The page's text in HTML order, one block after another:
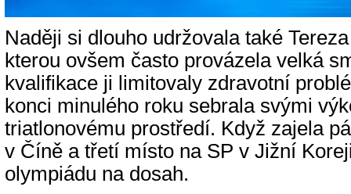
Naději si dlouho udržovala také
kterou ovšem často provázela velká
kvalifikace ji limitovaly zdravotní
konci minulého roku sebrala svými
triatlonovému prostředí. Když zajela
v Číně a třetí místo na SP v Jižní
olympiádu na dosah.